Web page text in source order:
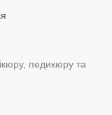
педикюру та